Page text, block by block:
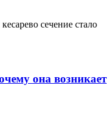
сечение стало
она возникает